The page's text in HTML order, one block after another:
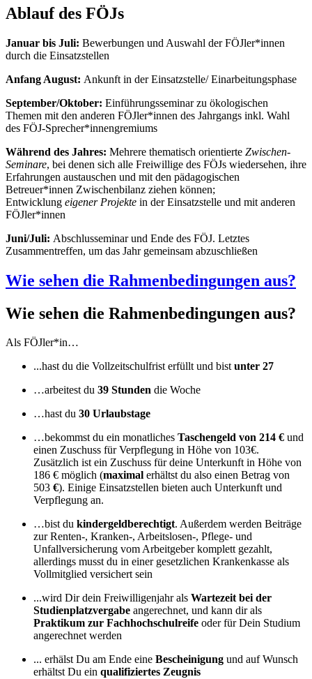
Ablauf des FÖJs
Januar bis Juli: Bewerbungen und Auswahl der FÖJler*innen
durch die Einsatzstellen
Anfang August: Ankunft in der Einsatzstelle/ Einarbeitungsphase
September/Oktober: Einführungsseminar zu ökologischen
Themen mit den anderen FÖJler*innen des Jahrgangs inkl. Wahl
des FÖJ-Sprecher*innengremiums
Während des Jahres: Mehrere thematisch orientierte Zwischen-
Seminare, bei denen sich alle Freiwillige des FÖJs wiedersehen, ihre
Erfahrungen austauschen und mit den pädagogischen
Betreuer*innen Zwischenbilanz ziehen können;
Entwicklung eigener Projekte in der Einsatzstelle und mit anderen
FÖJler*innen
Juni/Juli: Abschlusseminar und Ende des FÖJ. Letztes
Zusammentreffen, um das Jahr gemeinsam abzuschließen
Wie sehen die Rahmenbedingungen aus?
Wie sehen die Rahmenbedingungen aus?
Als FÖJler*in…
...hast du die Vollzeitschulfrist erfüllt und bistunter 27
…arbeitest du 39 Stunden die Woche
…hast du 30 Urlaubstage
…bekommst du ein monatliches Taschengeld von 214 € und
einen Zuschuss für Verpflegung in Höhe von 103€.
Zusätzlich ist ein Zuschuss für deine Unterkunft in Höhe von
186 € möglich (maximal erhältst du also einen Betrag von
503 €). Einige Einsatzstellen bieten auch Unterkunft und
Verpflegung an.
…bist du kindergeldberechtigt. Außerdem werden Beiträge
zur Renten-, Kranken-, Arbeitslosen-, Pflege- und
Unfallversicherung vom Arbeitgeber komplett gezahlt,
allerdings musst du in einer gesetzlichen Krankenkasse als
Vollmitglied versichert sein
...wird Dir dein Freiwilligenjahr als Wartezeit bei der
Studienplatzvergabe angerechnet, und kann dir als
Praktikum zur Fachhochschulreife oder für Dein Studium
angerechnet werden
... erhälst Du am Ende eine Bescheinigung und auf Wunsch
erhältst Du ein qualifiziertes Zeugnis